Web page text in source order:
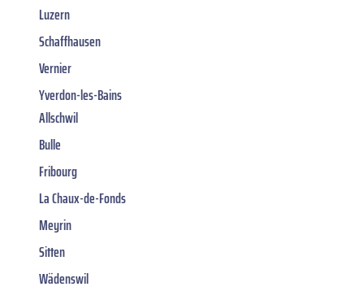
Luzern
Schaffhausen
Vernier
Yverdon-les-Bains
Allschwil
Bulle
Fribourg
La Chaux-de-Fonds
Meyrin
Sitten
Wädenswil